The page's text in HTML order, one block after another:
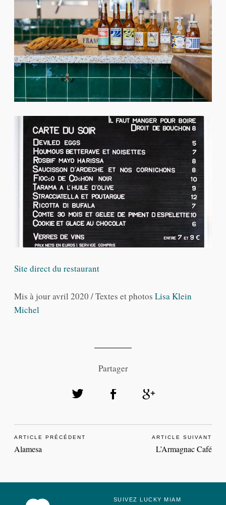
Site direct du restaurant
Mis à jour avril 2020 / Textes et photos Lisa Klein
Michel
Partager
ARTICLE PRÉCÉDENT
Alamesa
ARTICLE SUIVANT
L’Armagnac Café
SUIVEZ LUCKY MIAM